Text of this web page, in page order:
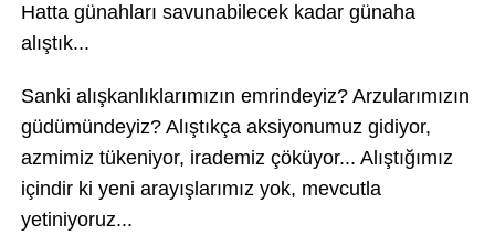
Hatta günahları savunabilecek kadar günaha
alıştık...
Sanki alışkanlıklarımızın emrindeyiz? Arzularımızın
güdümündeyiz? Alıştıkça aksiyonumuz gidiyor,
azmimiz tükeniyor, irademiz çöküyor... Alıştığımız
içindir ki yeni arayışlarımız yok, mevcutla
yetiniyoruz...